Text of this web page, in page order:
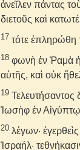
ἀνεῖλεν πάντας
διετοῦς καὶ
17 τότε ἐπληρώθη
18 φωνὴ ἐν Ῥαμὰ
αὐτῆς, καὶ οὐκ
19 Τελευτήσαντος
Ἰωσὴφ ἐν Αἰγύπτῳ
20 λέγων·
Ἰσραήλ·